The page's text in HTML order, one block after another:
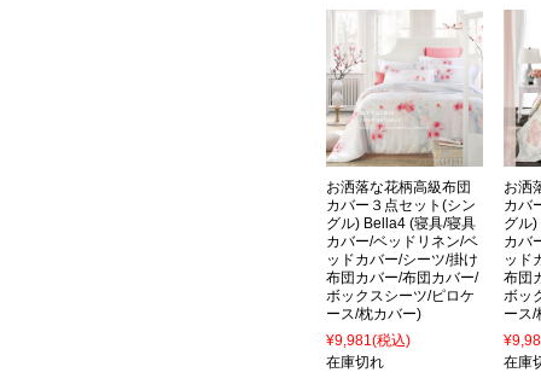
お洒落な花柄高級布団
カバー３点セット(シン
グル) Bella4 (寝具/寝具
カバー/ベッドリネン/ベ
ッドカバー/シーツ/掛け
布団カバー/布団カバー/
ボックスシーツ/ピロケ
ース/枕カバー)
¥9,981(税込)
在庫切れ
お洒
カバ
グル
カバ
ッド
布団
ボッ
ース/
在庫